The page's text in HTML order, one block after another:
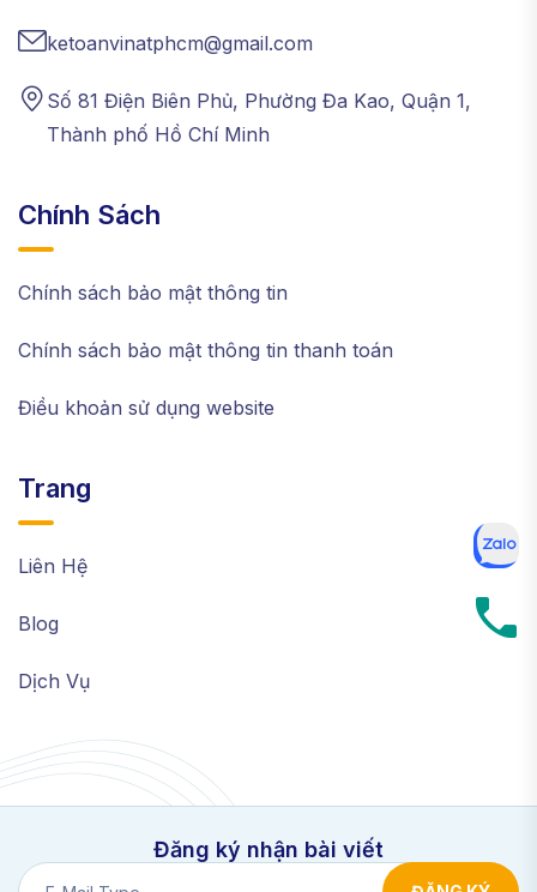
ketoanvinatphcm@gmail.com
Số 81 Điện Biên Phủ, Phường Đa Kao, Quận 1,
Thành phố Hồ Chí Minh
Chính Sách
Chính sách bảo mật thông tin
Chính sách bảo mật thông tin thanh toán
Điều khoản sử dụng website
Trang
Liên Hệ
Blog
Dịch Vụ
Đăng ký nhận bài viết